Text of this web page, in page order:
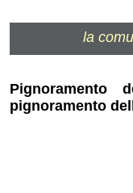
la
Pignoramento
pignoramento